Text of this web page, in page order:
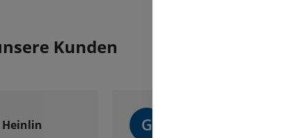
Kunden
Heinlin G